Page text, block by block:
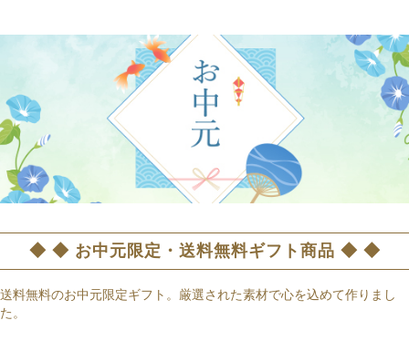
◆ ◆ お中元限定・送料無料ギフト商品 ◆ ◆
送料無料のお中元限定ギフト。厳選された素材で心を込めて作りまし
た。